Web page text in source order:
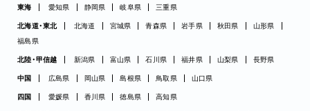
東海 愛知県 静岡県 岐阜県 三重県
北海道・東北 北海道 宮城県 青森県 岩手県 秋田県
山形県
福島県
北陸・甲信越 新潟県 富山県 石川県 福井県 山梨県 長野県
中国 広島県 岡山県 島根県 鳥取県 山口県
四国 愛媛県 香川県 徳島県 高知県